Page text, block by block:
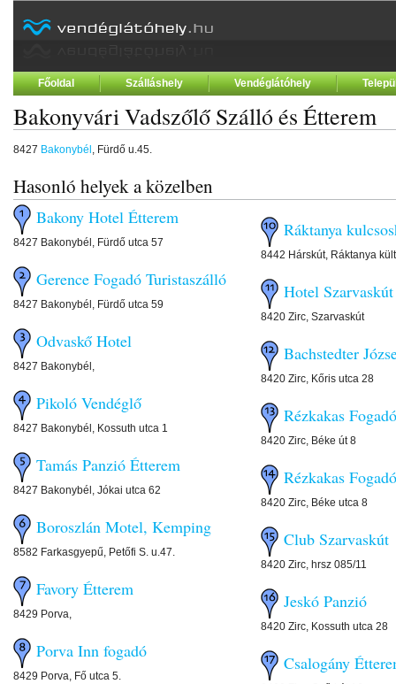
Főoldal Szálláshely Vendéglátóhely
Bakonyvári Vadszőlő Szálló és Étterem
8427 Bakonybél , Fürdő u.45.
Hasonló helyek a közelben
Bakony Hotel Étterem
8427 Bakonybél, Fürdő utca 57
Gerence Fogadó Turistaszálló
8427 Bakonybél, Fürdő utca 59
Odvaskő Hotel
8427 Bakonybél,
Pikoló Vendéglő
8427 Bakonybél, Kossuth utca 1
Tamás Panzió Étterem
8427 Bakonybél, Jókai utca 62
Boroszlán Motel, Kemping
8582 Farkasgyepű, Petőfi S. u.47.
Favory Étterem
8429 Porva,
Porva Inn fogadó
8429 Porva, Fő utca 5.
Ráktanya
8442 Hárskút, Ráktanya
Hotel Szarvaskút
8420 Zirc, Szarvaskút
Bachstedter
8420 Zirc, Kőris utca 28
Rézkakas Fogadó
8420 Zirc, Béke út 8
Rézkakas Fogadó
8420 Zirc, Béke utca 8
Club Szarvaskút
8420 Zirc, hrsz 085/11
Jeskó Panzió
8420 Zirc, Kossuth utca 28
Csalogány